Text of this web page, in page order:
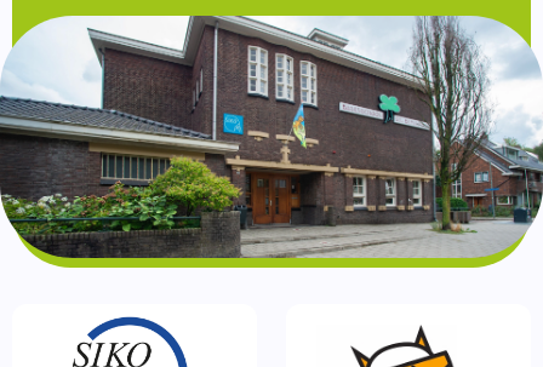
Schoolgids
Gezonde school
Kinderopvang
BSO
Routebeschrijving
Privacy